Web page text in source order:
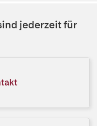
jederzeit für